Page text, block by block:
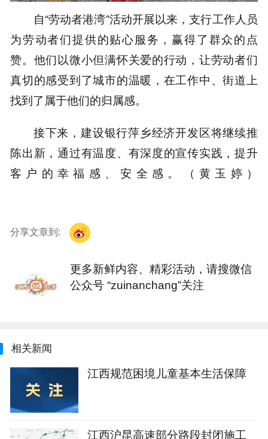
自“劳动者港湾”活动开展以来，支行工作人员
为劳动者们提供的贴心服务，赢得了群众的点
赞。他们以微小但满怀关爱的行动，让劳动者们
真切的感受到了城市的温暖，在工作中、街道上
找到了属于他们的归属感。
接下来，建设银行萍乡经济开发区将继续推
陈出新，通过有温度、有深度的宣传实践，提升
客户的幸福感、安全感。（黄玉婷）
分享文章到:
更多新鲜内容、精彩活动，请搜微信
公众号 “zuinanchang”关注
相关新闻
江西规范困境儿童基本生活保障
江西沪昆高速部分路段封闭施工